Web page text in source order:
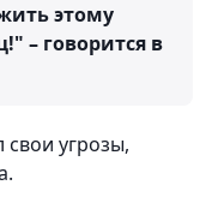
этому
– говорится в
угрозы,